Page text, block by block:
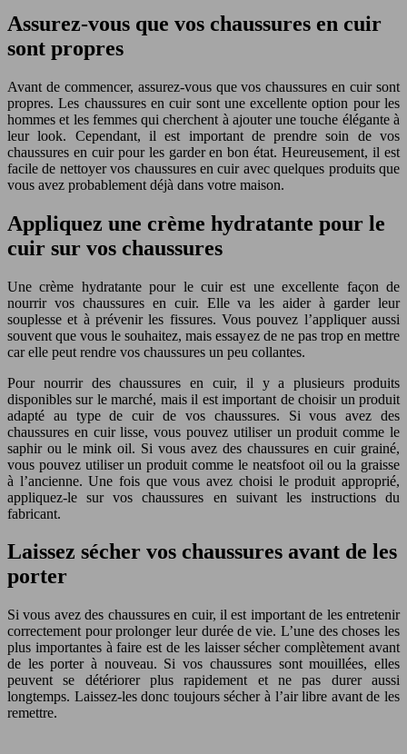
Assurez-vous que vos chaussures en cuir
sont propres
Avant de commencer, assurez-vous que vos chaussures en cuir sont
propres. Les chaussures en cuir sont une excellente option pour les
hommes et les femmes qui cherchent à ajouter une touche élégante à
leur look. Cependant, il est important de prendre soin de vos
chaussures en cuir pour les garder en bon état. Heureusement, il est
facile de nettoyer vos chaussures en cuir avec quelques produits que
vous avez probablement déjà dans votre maison.
Appliquez une crème hydratante pour le
cuir sur vos chaussures
Une crème hydratante pour le cuir est une excellente façon de
nourrir vos chaussures en cuir. Elle va les aider à garder leur
souplesse et à prévenir les fissures. Vous pouvez l’appliquer aussi
souvent que vous le souhaitez, mais essayez de ne pas trop en mettre
car elle peut rendre vos chaussures un peu collantes.
Pour nourrir des chaussures en cuir, il y a plusieurs produits
disponibles sur le marché, mais il est important de choisir un produit
adapté au type de cuir de vos chaussures. Si vous avez des
chaussures en cuir lisse, vous pouvez utiliser un produit comme le
saphir ou le mink oil. Si vous avez des chaussures en cuir grainé,
vous pouvez utiliser un produit comme le neatsfoot oil ou la graisse
à l’ancienne. Une fois que vous avez choisi le produit approprié,
appliquez-le sur vos chaussures en suivant les instructions du
fabricant.
Laissez sécher vos chaussures avant de les
porter
Si vous avez des chaussures en cuir, il est important de les entretenir
correctement pour prolonger leur durée de vie. L’une des choses les
plus importantes à faire est de les laisser sécher complètement avant
de les porter à nouveau. Si vos chaussures sont mouillées, elles
peuvent se détériorer plus rapidement et ne pas durer aussi
longtemps. Laissez-les donc toujours sécher à l’air libre avant de les
remettre.